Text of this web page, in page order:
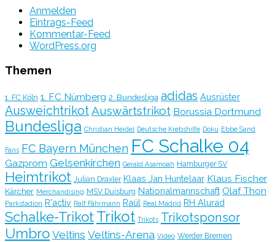
Anmelden
Eintrags-Feed
Kommentar-Feed
WordPress.org
Themen
1. FC Köln 1. FC Nürnberg 2. Bundesliga adidas Ausrüster
AusweichtrikotAuswärtstrikot Borussia Dortmund
Bundesliga Christian Heidel Deutsche Krebshilfe Doku Ebbe Sand
Fans FC Bayern München FC Schalke 04
Gazprom Gelsenkirchen Gerald Asamoah Hamburger SV
Heimtrikot Julian Draxler Klaas Jan Huntelaar Klaus Fischer
Kärcher Merchandising MSV Duisburg Nationalmannschaft Olaf Thon
Parkstadion R'activ Ralf Fährmann Raúl Real Madrid RH Alurad
Schalke-TrikotTrikot Trikots Trikotsponsor
Umbro Veltins Veltins-Arena Video Werder Bremen